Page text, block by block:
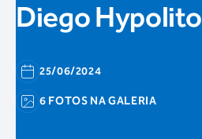
Diego Hypolito
25/06/2024
6 FOTOS NA GALERIA